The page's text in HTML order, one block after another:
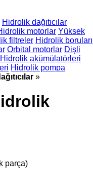
Hidrolik dağıtıcılar
motorlar Yüksek
filtreler Hidrolik boruları
Orbital motorlar Dişli
Hidrolik akümülatörleri
Hidrolik pompa
»
parça)